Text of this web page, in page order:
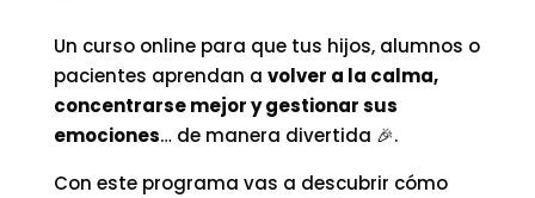
Un curso online para que tus hijos, alumnos o
pacientes aprendan a volver a la calma,
concentrarse mejor y gestionar sus
emociones… de manera divertida 🎉.
Con este programa vas a descubrir cómo